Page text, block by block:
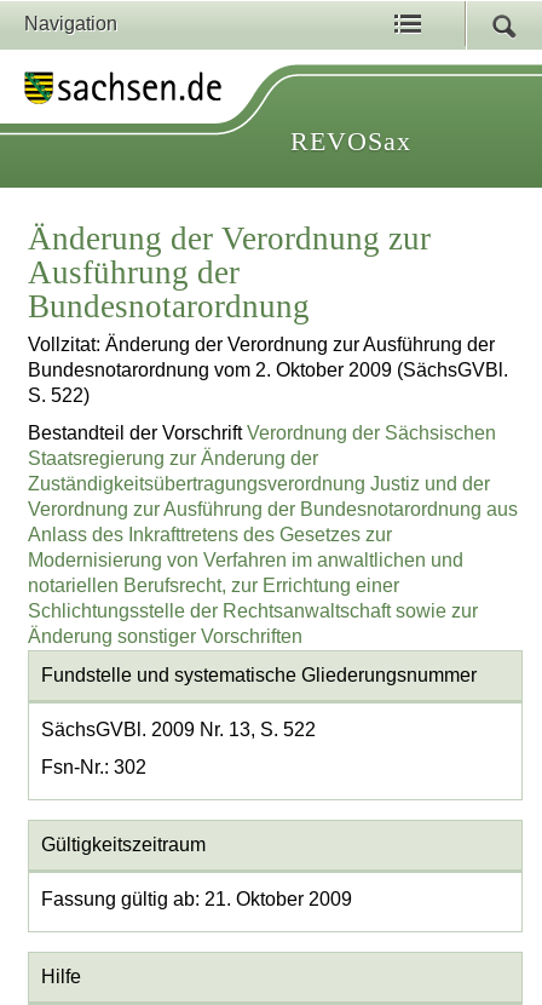
Navigation
REVOSax
Änderung der Verordnung zur
Ausführung der
Bundesnotarordnung
Vollzitat: Änderung der Verordnung zur Ausführung der
Bundesnotarordnung vom 2. Oktober 2009 (SächsGVBl.
S. 522)
Bestandteil der VorschriftVerordnung der Sächsischen
Staatsregierung zur Änderung der
Zuständigkeitsübertragungsverordnung Justiz und der
Verordnung zur Ausführung der Bundesnotarordnung aus
Anlass des Inkrafttretens des Gesetzes zur
Modernisierung von Verfahren im anwaltlichen und
notariellen Berufsrecht, zur Errichtung einer
Schlichtungsstelle der Rechtsanwaltschaft sowie zur
Änderung sonstiger Vorschriften
Fundstelle und systematische Gliederungsnummer
SächsGVBl. 2009 Nr. 13, S. 522
Fsn-Nr.: 302
Gültigkeitszeitraum
Fassung gültig ab: 21. Oktober 2009
Hilfe